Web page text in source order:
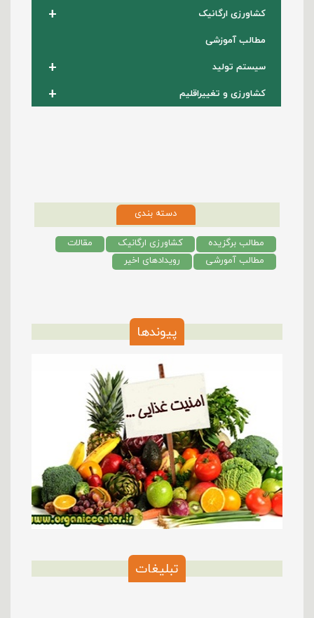
کشاورزی ارگانیک +
مطالب آموزشی
سیستم تولید
+
کشاورزی و تغییراقلیم +
دسته بندی
مطالب برگزیده
کشاورزی ارگانیک
مقالات
مطالب آمورشی
رویدادهای اخیر
پیوندها
تبلیغات